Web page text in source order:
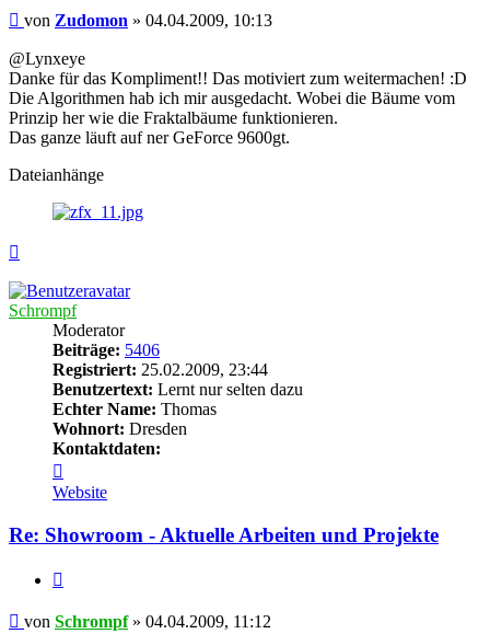
Beitrag
von Zudomon » 04.04.2009, 10:13
@Lynxeye
Danke für das Kompliment!! Das motiviert zum weitermachen! :D
Die Algorithmen hab ich mir ausgedacht. Wobei die Bäume vom
Prinzip her wie die Fraktalbäume funktionieren.
Das ganze läuft auf ner GeForce 9600gt.
Dateianhänge
Schrompf
Moderator
Beiträge: 5406
Registriert: 25.02.2009, 23:44
Benutzertext: Lernt nur selten dazu
Echter Name: Thomas
Wohnort: Dresden
Kontaktdaten:
von
Schrompf
Website
Re: Showroom - Aktuelle Arbeiten und Projekte
Beitrag
von Schrompf» 04.04.2009, 11:12